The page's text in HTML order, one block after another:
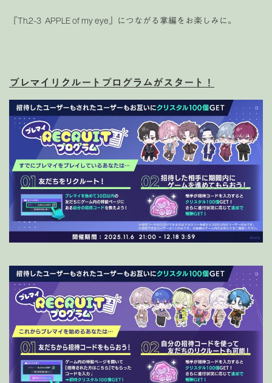
『Th.2-3 APPLE of my eye』につながる掌編をお楽しみに。
ブレマイリクルートプログラムがスタート！